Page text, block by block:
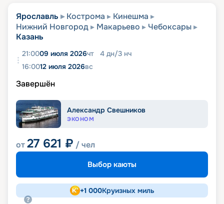
Ярославль Кострома
Кинешма
Нижний Новгород
Макарьево
Чебоксары
Казань
21:0009 июля 2026чт 4 дн/3 нч
16:0012 июля 2026вс
Завершён
Александр Свешников
ЭКОНОМ
от27 621 ₽ / чел
Выбор каюты
+1 000Круизных миль